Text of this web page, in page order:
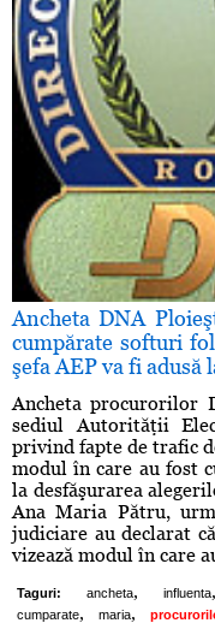
Ancheta DNA
cumpărate softuri
şefa AEP va fi adusă
Ancheta procurorilor
sediul Autorităţii
privind fapte de trafic
modul în care au fost
la desfăşurarea
Ana Maria Pătru,
judiciare au declarat
vizează modul în care
Taguri: ancheta, influenta,
cumparate, maria,